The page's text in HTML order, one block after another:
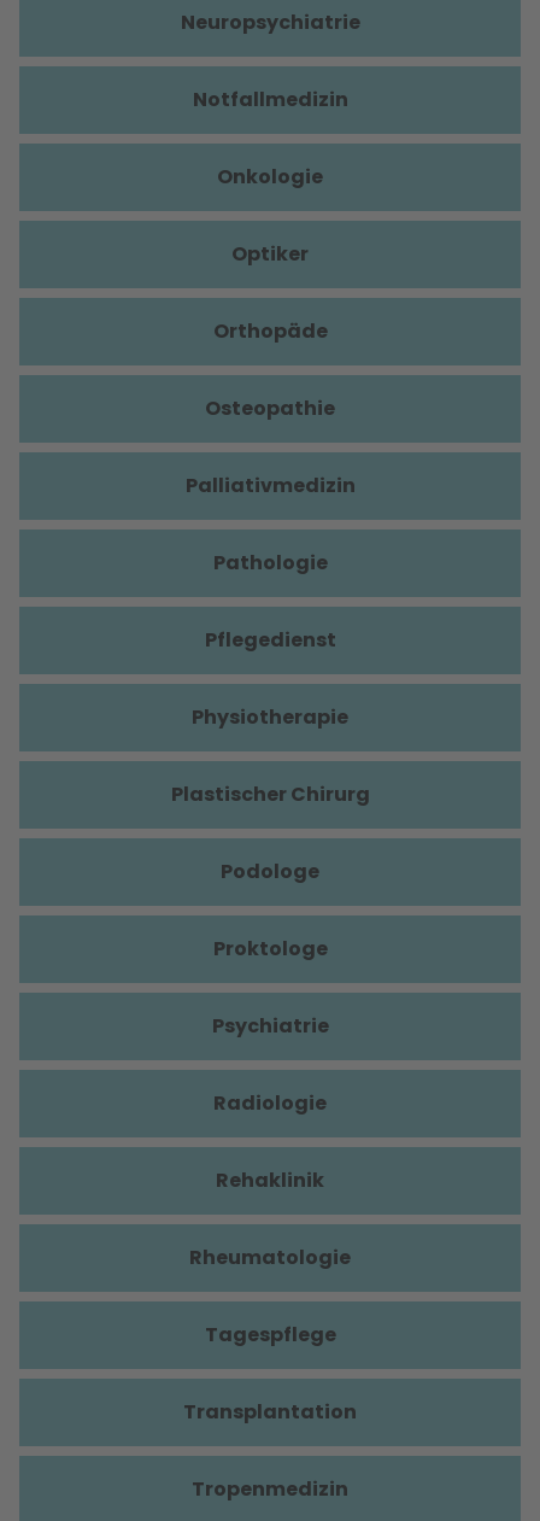
Neuropsychiatrie
Notfallmedizin
Onkologie
Optiker
Orthopäde
Osteopathie
Palliativmedizin
Pathologie
Pflegedienst
Physiotherapie
Plastischer Chirurg
Podologe
Proktologe
Psychiatrie
Radiologie
Rehaklinik
Rheumatologie
Tagespflege
Transplantation
Tropenmedizin